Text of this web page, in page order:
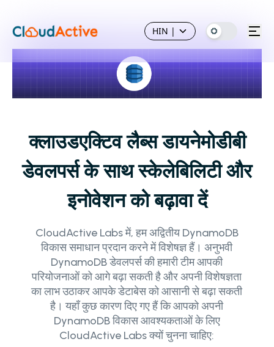
HIN |
क्लाउडएक्टिव लैब्स डायनेमोडीबी
डेवलपर्स के साथ स्केलेबिलिटी और
इनोवेशन को बढ़ावा दें
CloudActive Labs में, हम अद्वितीय DynamoDB
विकास समाधान प्रदान करने में विशेषज्ञ हैं। अनुभवी
DynamoDB डेवलपर्स की हमारी टीम आपकी
परियोजनाओं को आगे बढ़ा सकती है और अपनी विशेषज्ञता
का लाभ उठाकर आपके डेटाबेस को आसानी से बढ़ा सकती
है। यहाँ कुछ कारण दिए गए हैं कि आपको अपनी
DynamoDB विकास आवश्यकताओं के लिए
CloudActive Labs क्यों चुनना चाहिए: